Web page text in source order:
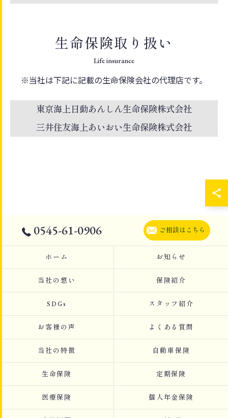
Life insurance
生命保険取り扱い
※当社は下記に記載の生命保険会社の代理店です。
東京海上日動あんしん生命保険株式会社
三井住友海上あいおい生命保険株式会社
0545-61-0906 ご相談はこちら
ホーム お知らせ
当社の想い 保険紹介
SDGs スタッフ紹介
お客様の声 よくある質問
当社の特徴 自動車保険
生命保険 定期保険
医療保険 個人年金保険